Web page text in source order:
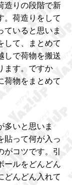
造りの段階で新
。荷造りをして
ていると思いま
して、まとめて
しで荷物を搬送
ます。ですか
荷物をまとめて
多いと思いま
貼って何が入っ
コツです。引
ールをどんどん
どんどん入れて